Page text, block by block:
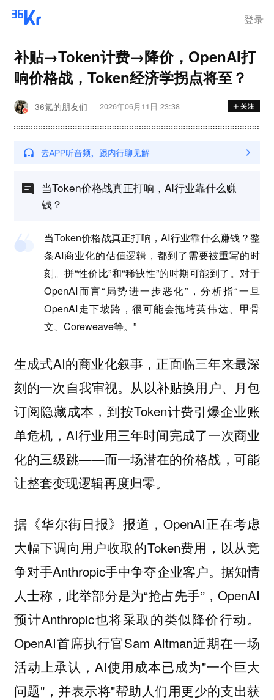
登录
补贴→Token计费→降价，OpenAI打
响价格战，Token经济学拐点将至？
36氪的朋友们 2026年06月11日 23:38
当Token价格战真正打响，AI行业靠什么赚
钱？
当Token价格战真正打响，AI行业靠什么赚钱？整
条AI商业化的估值逻辑，都到了需要被重写的时
刻。拼“性价比”和“稀缺性”的时期可能到了。对于
OpenAI而言“局势进一步恶化”，分析指“一旦
OpenAI走下坡路，很可能会拖垮英伟达、甲骨
文、Coreweave等。”
生成式AI的商业化叙事，正面临三年来最深
刻的一次自我审视。从以补贴换用户、月包
订阅隐藏成本，到按Token计费引爆企业账
单危机，AI行业用三年时间完成了一次商业
化的三级跳——而一场潜在的价格战，可能
让整套变现逻辑再度归零。
据《华尔街日报》报道，OpenAI正在考虑
大幅下调向用户收取的Token费用，以从竞
争对手Anthropic手中争夺企业客户。据知情
人士称，此举部分是为“抢占先手”，OpenAI
预计Anthropic也将采取的类似降价行动。
OpenAI首席执行官Sam Altman近期在一场
活动上承认，AI使用成本已成为"一个巨大
问题"，并表示将"帮助人们用更少的支出获